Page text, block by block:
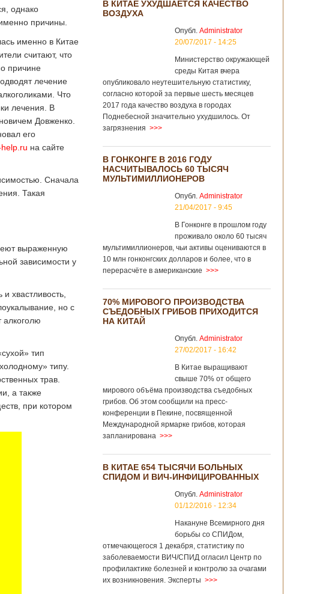
однако
причины.
именно в Китае
считают, что
причине
лечение
Что
лечения. В
Довженко.
его
на сайте
Сначала
Такая
выраженную
зависимости у
хвастливость,
но с
алкоголю
тип
типу.
трав.
а также
при котором
В КИТАЕ УХУДШАЕТСЯ КАЧЕСТВО
ВОЗДУХА
Опубл. Administrator
20/07/2017 - 14:25
Министерство окружающей
среды Китая вчера
опубликовало неутешительную статистику,
согласно которой за первые шесть месяцев
2017 года качество воздуха в городах
Поднебесной значительно ухудшилось. От
загрязнения >>>
В ГОНКОНГЕ В 2016 ГОДУ
НАСЧИТЫВАЛОСЬ 60 ТЫСЯЧ
МУЛЬТИМИЛЛИОНЕРОВ
Опубл. Administrator
21/04/2017 - 9:45
В Гонконге в прошлом году
проживало около 60 тысяч
мультимиллионеров, чьи активы оцениваются в
10 млн гонконгских долларов и более, что в
перерасчёте в американские >>>
70% МИРОВОГО ПРОИЗВОДСТВА
СЪЕДОБНЫХ ГРИБОВ ПРИХОДИТСЯ
НА КИТАЙ
Опубл. Administrator
27/02/2017 - 16:42
В Китае выращивают
свыше 70% от общего
мирового объёма производства съедобных
грибов. Об этом сообщили на пресс-
конференции в Пекине, посвященной
Международной ярмарке грибов, которая
запланирована >>>
В КИТАЕ 654 ТЫСЯЧИ БОЛЬНЫХ
СПИДОМ И ВИЧ-ИНФИЦИРОВАННЫХ
Опубл. Administrator
01/12/2016 - 12:34
Накануне Всемирного дня
борьбы со СПИДом,
отмечающегося 1 декабря, статистику по
заболеваемости ВИЧ/СПИД огласил Центр по
профилактике болезней и контролю за очагами
их возникновения. Эксперты >>>